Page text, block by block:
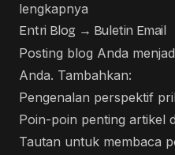
lengkapnya
Entri Blog → Buletin Email
Posting blog Anda
Anda. Tambahkan:
Pengenalan perspektif
Poin-poin penting artikel
Tautan untuk membaca